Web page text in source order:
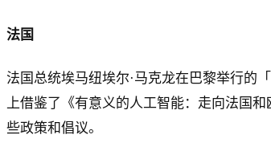
法国
法国总统埃马纽埃尔·马克龙在巴黎举行的
上借鉴了《有意义的人工智能：走向法国
些政策和倡议。